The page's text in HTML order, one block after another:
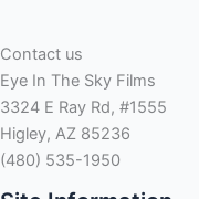
Contact us
Eye In The Sky Films
3324 E Ray Rd, #1555
Higley, AZ 85236
(480) 535-1950